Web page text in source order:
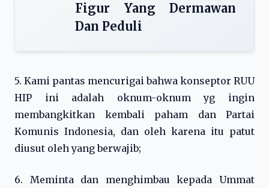
Figur Yang Dermawan
Dan Peduli
5. Kami pantas mencurigai bahwa konseptor RUU
HIP ini adalah oknum-oknum yg ingin
membangkitkan kembali paham dan Partai
Komunis Indonesia, dan oleh karena itu patut
diusut oleh yang berwajib;
6. Meminta dan menghimbau kepada Ummat